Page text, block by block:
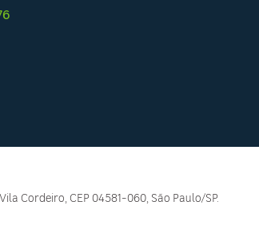
Cordeiro, CEP 04581-060, São Paulo/SP.